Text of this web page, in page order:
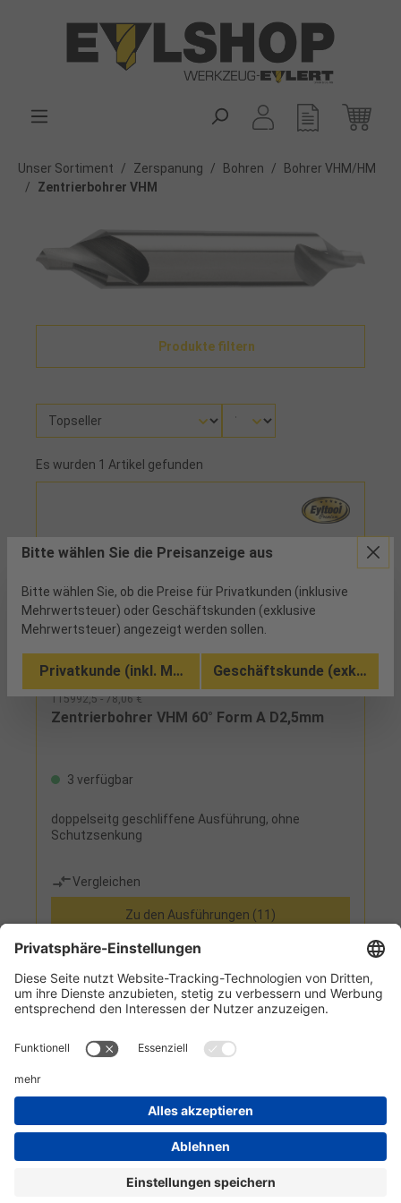
Unser Sortiment / Zerspanung / Bohren /
Bohrer VHM/HM
/
Zentrierbohrer VHM
Produkte filtern
Es wurden 1 Artikel gefunden
115992,5 - 78,06 €
Zentrierbohrer VHM 60° Form A D2,5mm
3 verfügbar
doppelseitg geschliffene Ausführung, ohne
Schutzsenkung
Vergleichen
Zu den Ausführungen (11)
Informationen
Kundenservice
Bitte wählen Sie die Preisanzeige aus
Bitte wählen Sie, ob die Preise für Privatkunden (inklusive
Mehrwertsteuer) oder Geschäftskunden (exklusive
Mehrwertsteuer) angezeigt werden sollen.
Privatkunde (inkl. MwSt.) Geschäftskunde (exkl.